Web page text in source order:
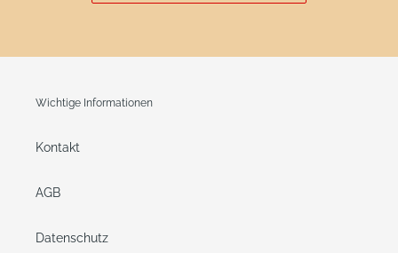
Wichtige Informationen
Kontakt
AGB
Datenschutz